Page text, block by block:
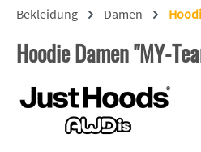
Bekleidung Damen
Hoodie Damen "MY-